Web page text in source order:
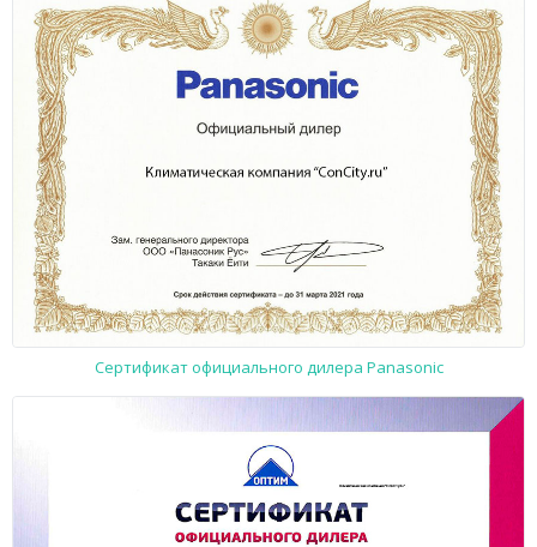
Сертификат официального дилера Panasonic